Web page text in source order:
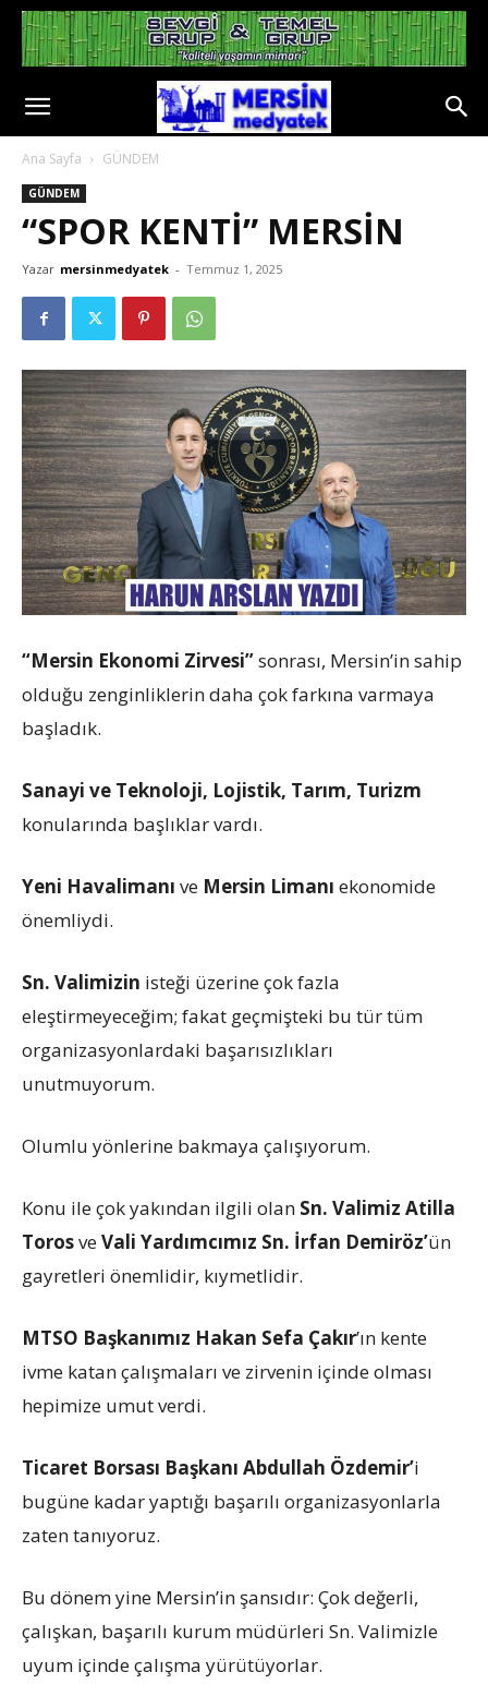
Ana Sayfa GÜNDEM
GÜNDEM
“SPOR KENTİ” MERSİN
Yazar mersinmedyatek - Temmuz 1, 2025
“Mersin Ekonomi Zirvesi”sonrası, Mersin’in sahip
olduğu zenginliklerin daha çok farkına varmaya
başladık.
Sanayi ve Teknoloji, Lojistik, Tarım, Turizm
konularında başlıklar vardı.
Yeni Havalimanı ve Mersin Limanı ekonomide
önemliydi.
Sn. Valimizin isteği üzerine çok fazla
eleştirmeyeceğim; fakat geçmişteki bu tür tüm
organizasyonlardaki başarısızlıkları
unutmuyorum.
Olumlu yönlerine bakmaya çalışıyorum.
Konu ile çok yakından ilgili olan Sn. Valimiz Atilla
TorosveVali Yardımcımız Sn. İrfan Demiröz’ün
gayretleri önemlidir, kıymetlidir.
MTSO Başkanımız Hakan Sefa Çakır’ın kente
ivme katan çalışmaları ve zirvenin içinde olması
hepimize umut verdi.
Ticaret Borsası Başkanı Abdullah Özdemir’i
bugüne kadar yaptığı başarılı organizasyonlarla
zaten tanıyoruz.
Bu dönem yine Mersin’in şansıdır: Çok değerli,
çalışkan, başarılı kurum müdürleri Sn. Valimizle
uyum içinde çalışma yürütüyorlar.